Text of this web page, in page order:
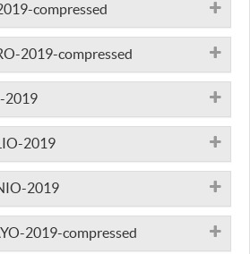
compressed
2019-compressed
2019
2019
2019
2019-compressed